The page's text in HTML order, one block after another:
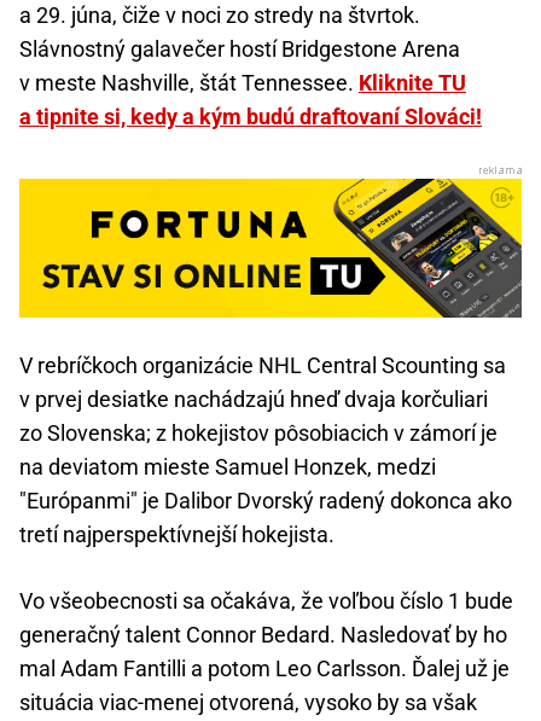
a 29. júna, čiže v noci zo stredy na štvrtok.
Slávnostný galavečer hostí Bridgestone Arena
v meste Nashville, štát Tennessee. Kliknite TU
a tipnite si, kedy a kým budú draftovaní Slováci!
V rebríčkoch organizácie NHL Central Scounting sa
v prvej desiatke nachádzajú hneď dvaja korčuliari
zo Slovenska; z hokejistov pôsobiacich v zámorí je
na deviatom mieste Samuel Honzek, medzi
"Európanmi" je Dalibor Dvorský radený dokonca ako
tretí najperspektívnejší hokejista.
Vo všeobecnosti sa očakáva, že voľbou číslo 1 bude
generačný talent Connor Bedard. Nasledovať by ho
mal Adam Fantilli a potom Leo Carlsson. Ďalej už je
situácia viac-menej otvorená, vysoko by sa však